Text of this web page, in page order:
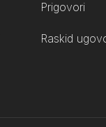
Prigovori
Raskid